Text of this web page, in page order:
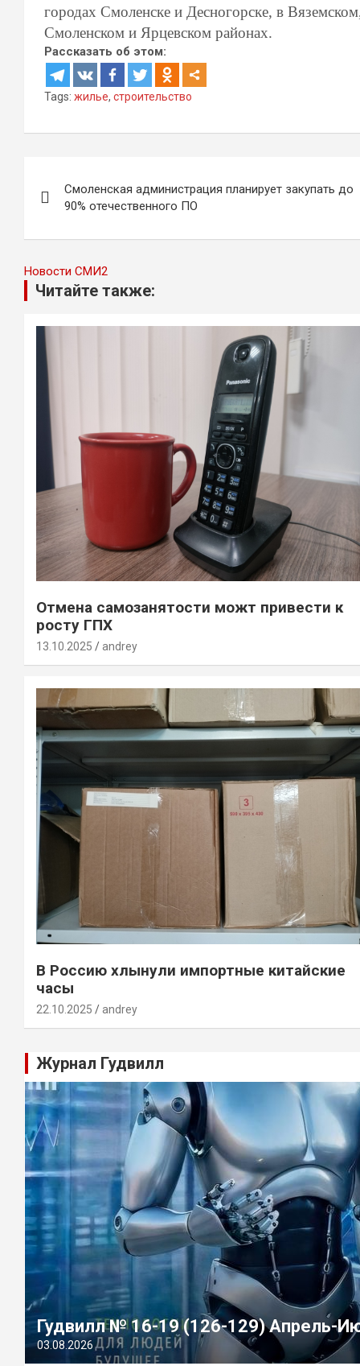
городах Смоленске и Десногорске, в
Смоленском и Ярцевском районах.
Рассказать об этом:
Tags: жилье, строительство
по
записям
Смоленская администрация планирует закупать до
90% отечественного ПО
Новости СМИ2
Читайте также:
Отмена самозанятости можт привести к
росту ГПХ
13.10.2025 andrey
В Россию хлынули импортные китайские
часы
22.10.2025 andrey
Журнал Гудвилл
Гудвилл № 16-19 (126-129) Апрель-
03.08.2026